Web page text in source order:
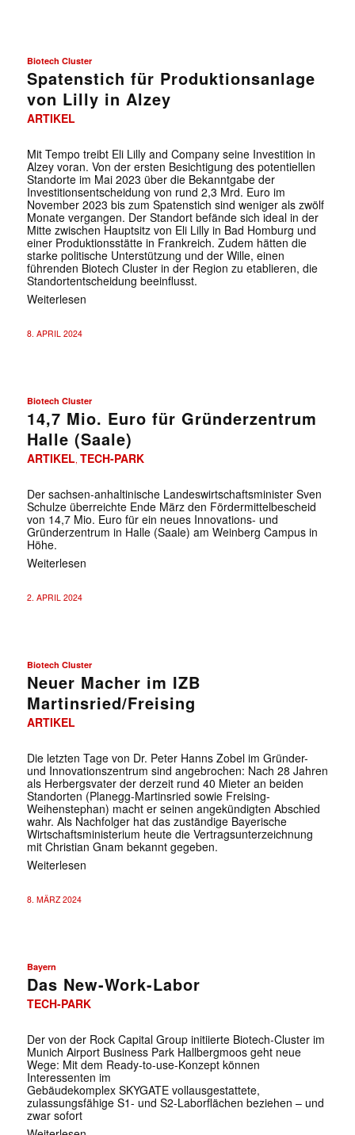
Biotech Cluster
Spatenstich für Produktionsanlage
von Lilly in Alzey
ARTIKEL
Mit Tempo treibt Eli Lilly and Company seine Investition in
Alzey voran. Von der ersten Besichtigung des potentiellen
Standorte im Mai 2023 über die Bekanntgabe der
Investitionsentscheidung von rund 2,3 Mrd. Euro im
November 2023 bis zum Spatenstich sind weniger als zwölf
Monate vergangen. Der Standort befände sich ideal in der
Mitte zwischen Hauptsitz von Eli Lilly in Bad Homburg und
einer Produktionsstätte in Frankreich. Zudem hätten die
starke politische Unterstützung und der Wille, einen
führenden Biotech Cluster in der Region zu etablieren, die
Standortentscheidung beeinflusst.
Weiterlesen
8. APRIL 2024
Biotech Cluster
14,7 Mio. Euro für Gründerzentrum
Halle (Saale)
ARTIKEL TECH-PARK
Der sachsen-anhaltinische Landeswirtschaftsminister Sven
Schulze überreichte Ende März den Fördermittelbescheid
von 14,7 Mio. Euro für ein neu­es Innovations- und
Gründerzentrum in Halle (Saale) am Weinberg Campus in
Höhe.
Weiterlesen
2. APRIL 2024
Biotech Cluster
Neuer Macher im IZB
Martinsried/Freising
ARTIKEL
Die letzten Tage von Dr. Peter Hanns Zobel im Gründer-
und Innovationszentrum sind angebrochen: Nach 28 Jahren
als Herbergsvater der derzeit rund 40 Mieter an beiden
Standorten (Planegg-Martinsried sowie Freising-
Weihenstephan) macht er seinen angekündigten Abschied
wahr. Als Nachfolger hat das zuständige Bayerische
Wirtschaftsministerium heute die Vertragsunterzeichnung
mit Christian Gnam bekannt gegeben.
Weiterlesen
8. MÄRZ 2024
Bayern
Das New-Work-Labor
TECH-PARK
Der von der Rock Capital Group initiierte Biotech-Cluster im
Munich Airport Business Park Hallbergmoos geht neue
Wege: Mit dem Ready-to-use-Konzept können
Interessenten im
Gebäudekomplex SKYGATE vollausgestattete,
zulassungsfähige S1- und S2-Laborflächen beziehen – und
zwar sofort